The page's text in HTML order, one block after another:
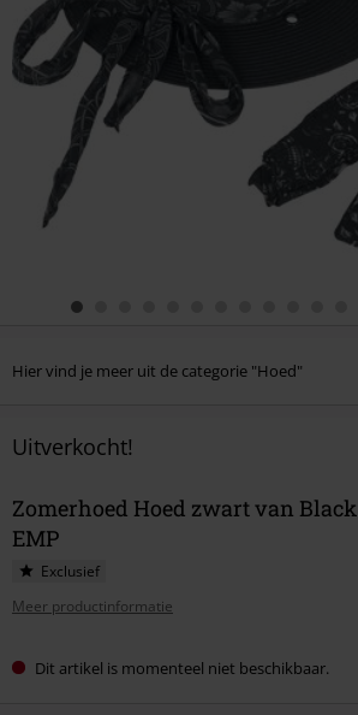
Hier vind je meer uit de categorie "Hoed"
Uitverkocht!
Zomerhoed Hoed zwart van
EMP
Exclusief
Meer productinformatie
Dit artikel is momenteel niet beschikbaar.